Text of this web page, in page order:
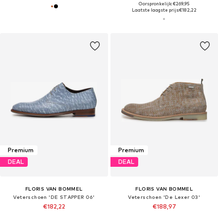
Oorspronkelijk: €269,95
Laatste laagste prijs:€182,22
Premium
DEAL
FLORIS VAN BOMMEL
Veterschoen 'DE STAPPER 06'
€182,22
Premium
DEAL
FLORIS VAN BOMMEL
Veterschoen 'De Lexer 03'
€188,97